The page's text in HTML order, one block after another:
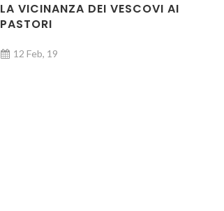
LA VICINANZA DEI VESCOVI AI
PASTORI
12 Feb, 19